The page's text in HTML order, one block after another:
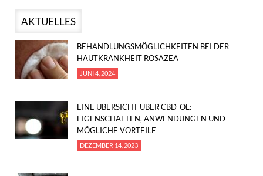
AKTUELLES
BEHANDLUNGSMÖGLICHKEITEN BEI DER
HAUTKRANKHEIT ROSAZEA
JUNI 4, 2024
EINE ÜBERSICHT ÜBER CBD-ÖL:
EIGENSCHAFTEN, ANWENDUNGEN UND
MÖGLICHE VORTEILE
DEZEMBER 14, 2023